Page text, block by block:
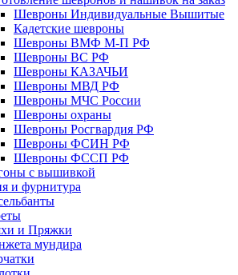
Шевроны Индивидуальные Вышитые
Кадетские шевроны
Шевроны ВМФ М-П РФ
Шевроны ВС РФ
Шевроны КАЗАЧЬИ
Шевроны МВД РФ
Шевроны МЧС России
Шевроны охраны
Шевроны Росгвардия РФ
Шевроны ФСИН РФ
Шевроны ФССП РФ
с вышивкой
и фурнитура
и Пряжки
мундира